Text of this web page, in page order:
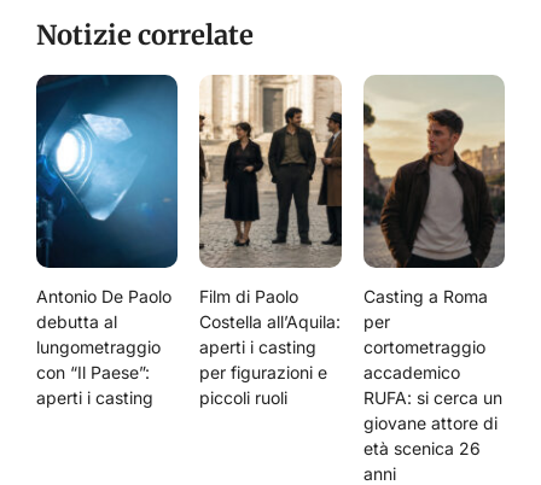
Notizie correlate
Antonio De Paolo
debutta al
lungometraggio
con “Il Paese”:
aperti i casting
Film di Paolo
Costella all’Aquila:
aperti i casting
per figurazioni e
piccoli ruoli
Casting a Roma
per
cortometraggio
accademico
RUFA: si cerca un
giovane attore di
età scenica 26
anni